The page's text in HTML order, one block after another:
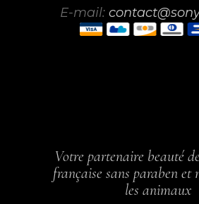
E-mail:
Votre partenaire beauté
française sans paraben et
les animaux